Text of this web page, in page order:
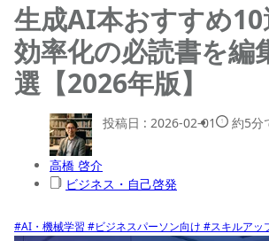
生成AI本おすすめ
効率化の必読書を編
選【2026年版】
高橋 啓介
投稿日 : 2026-02-01 約5分
ビジネス・自己啓発
#AI・機械学習 #ビジネスパーソン向け #スキルアッ